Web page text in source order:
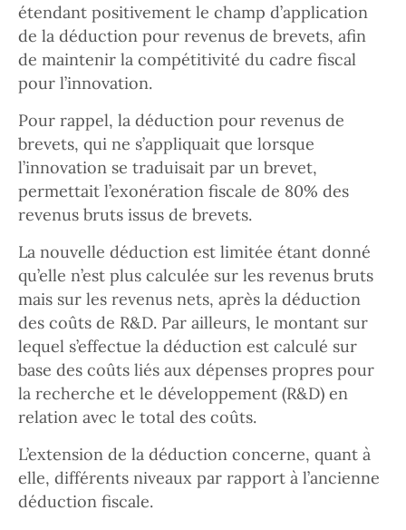
étendant positivement le champ d’application
de la déduction pour revenus de brevets, afin
de maintenir la compétitivité du cadre fiscal
pour l’innovation.
Pour rappel, la déduction pour revenus de
brevets, qui ne s’appliquait que lorsque
l’innovation se traduisait par un brevet,
permettait l’exonération fiscale de 80% des
revenus bruts issus de brevets.
La nouvelle déduction est limitée étant donné
qu’elle n’est plus calculée sur les revenus bruts
mais sur les revenus nets, après la déduction
des coûts de R&D. Par ailleurs, le montant sur
lequel s’effectue la déduction est calculé sur
base des coûts liés aux dépenses propres pour
la recherche et le développement (R&D) en
relation avec le total des coûts.
L’extension de la déduction concerne, quant à
elle, différents niveaux par rapport à l’ancienne
déduction fiscale.